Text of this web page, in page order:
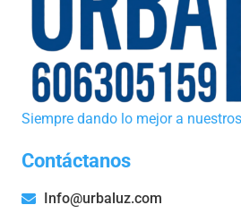
Siempre dando lo mejor a
Contáctanos
Info@urbaluz.com